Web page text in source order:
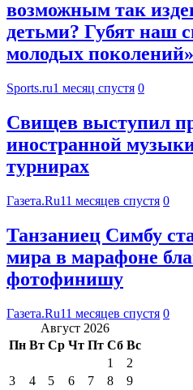
возможным так
детьми? Губят наш
молодых поколений»
Sports.ru1 месяц спустя 0
Свищев выступил
иностранной
турнирах
Газета.Ru11 месяцев спустя 0
Танзаниец Симбу
мира в марафоне
фотофинишу
Газета.Ru11 месяцев спустя 0
Август 2026
Пн Вт Ср Чт Пт Сб Вс
1
2
3
4 5 6 7 8
9